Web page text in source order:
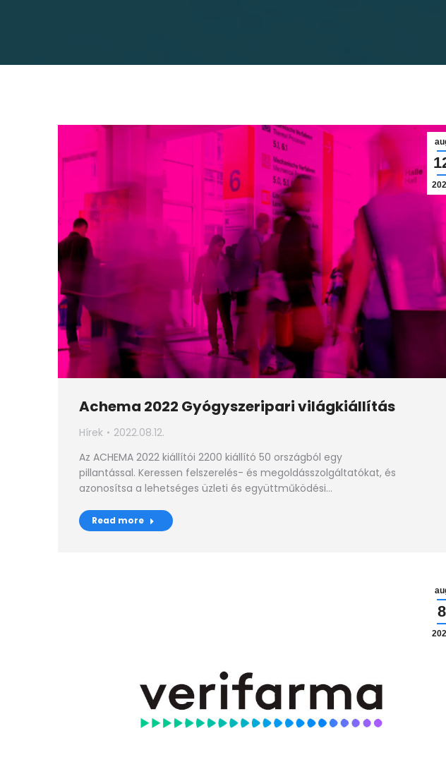
Achema 2022 Gyógyszeripari világkiállítás
Hírek
2022.08.12.
Az ACHEMA 2022 kiállítói 2200 kiállító 50 országból egy
pillantással. Keressen felszerelés- és megoldásszolgáltatókat, és
azonosítsa a lehetséges üzleti és együttműködési…
Read more
8